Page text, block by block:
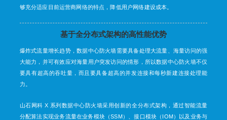
够充分适应目前运营商网络的特点，降低用户网络建设成本。
基于全分布式架构的高性能优势
爆炸式流量增长趋势，数据中心防火墙需要具备处理大流量、海量访问的强
大能力，并可有效应对海量用户突发访问的情形，所以数据中心防火墙不仅
要具有超高的吞吐量，而且要具备超高的并发连接和每秒新建连接处理能
力。
山石网科 X 系列数据中心防火墙采用创新的全分布式架构，通过智能流量
分配算法实现业务流量在业务模块（SSM）、接口模块（IOM）以及业务与